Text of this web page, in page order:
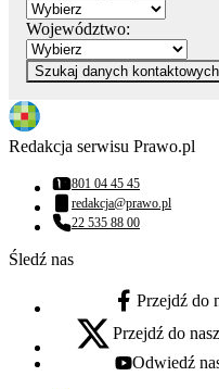
Województwo:
Szukaj danych kontaktowych
Redakcja serwisu Prawo.pl
Numer telefonu:
801 04 45 45
Adres email:
redakcja@prawo.pl
Numer telefonu:
22 535 88 00
Śledź nas
facebook - otwiera
Przejdź do
x - otwiera się w nowej
Przejdź do
youtube - otwiera
Odwiedź